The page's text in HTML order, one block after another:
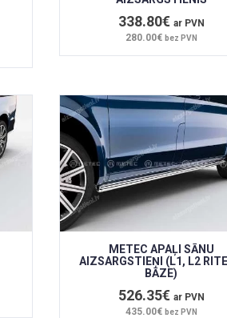
338.80€ ar PVN
280.00€ bez PVN
METEC APAĻI SĀNU
AIZSARGSTIEŅI (L1, L2
BĀZE)
526.35€ ar PVN
435.00€ bez PVN